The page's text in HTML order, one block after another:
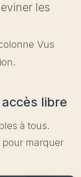
les
Vus
libre
à tous.
pour marquer